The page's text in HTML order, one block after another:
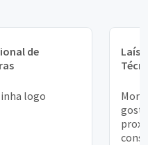
de
logo
Laís